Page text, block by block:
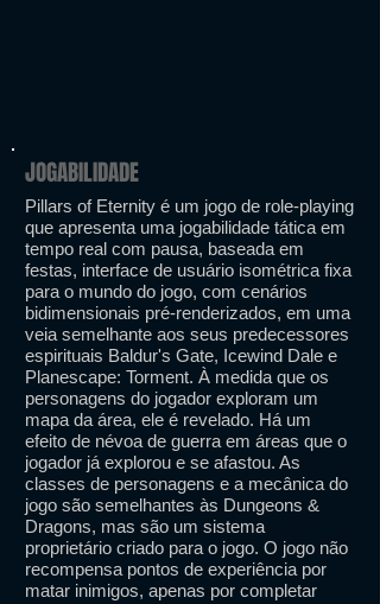
JOGABILIDADE
Pillars of Eternity é um jogo de role-playing
que apresenta uma jogabilidade tática em
tempo real com pausa, baseada em
festas, interface de usuário isométrica fixa
para o mundo do jogo, com cenários
bidimensionais pré-renderizados, em uma
veia semelhante aos seus predecessores
espirituais Baldur's Gate, Icewind Dale e
Planescape: Torment. À medida que os
personagens do jogador exploram um
mapa da área, ele é revelado. Há um
efeito de névoa de guerra em áreas que o
jogador já explorou e se afastou. As
classes de personagens e a mecânica do
jogo são semelhantes às Dungeons &
Dragons, mas são um sistema
proprietário criado para o jogo. O jogo não
recompensa pontos de experiência por
matar inimigos, apenas por completar